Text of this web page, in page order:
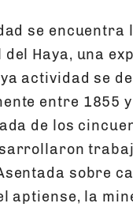
se encuentra
del Haya, una
actividad se
entre 1855
de los
sobre
aptiense, la